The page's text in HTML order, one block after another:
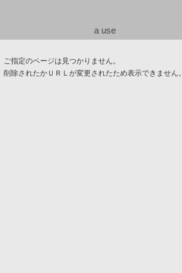
a use
ご指定のページは見つかりません。
削除されたかＵＲＬが変更されたため表示できません。